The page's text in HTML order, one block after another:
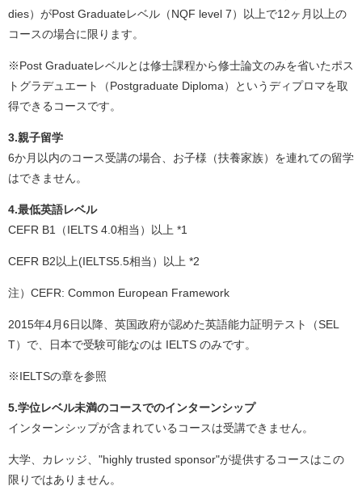
dies）がPost Graduateレベル（NQF level 7）以上で12ヶ月以上の
コースの場合に限ります。
※Post Graduateレベルとは修士課程から修士論文のみを省いたポス
トグラデュエート（Postgraduate Diploma）というディプロマを取
得できるコースです。
3.親子留学
6か月以内のコース受講の場合、お子様（扶養家族）を連れての留学
はできません。
4.最低英語レベル
CEFR B1（IELTS 4.0相当）以上 *1
CEFR B2以上(IELTS5.5相当）以上 *2
注） CEFR: Common European Framework
2015年4月6日以降、英国政府が認めた英語能力証明テスト（SEL
T）で、日本で受験可能なのは
IELTS のみです。
※IELTSの章を参照
5.学位レベル未満のコースでのインターンシップ
インターンシップが含まれているコースは受講できません。
大学、カレッジ、"highly trusted sponsor"が提供するコースはこの
限りではありません。